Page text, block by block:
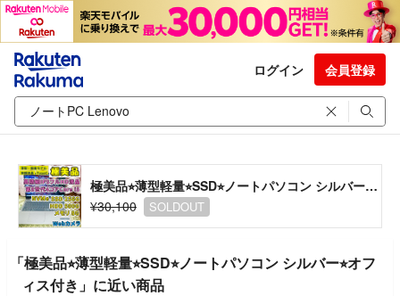
ログイン 会員登録
極美品⭐︎薄型軽量⭐︎SSD⭐︎ノートパソコン シルバー⭐︎オフィス付き
¥30,100
SOLDOUT
「極美品⭐︎薄型軽量⭐︎SSD⭐︎ノートパソコン シルバー⭐︎オフ
ィス付き」に近い商品